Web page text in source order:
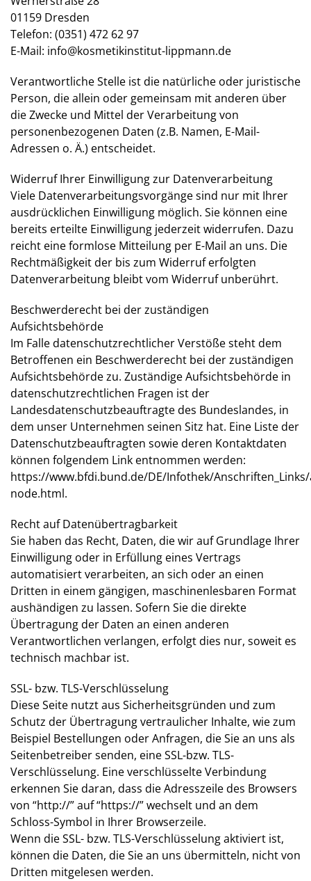
01159 Dresden
Telefon: (0351) 472 62 97
E-Mail: info@kosmetikinstitut-lippmann.de
Verantwortliche Stelle ist die natürliche oder juristische
Person, die allein oder gemeinsam mit anderen über
die Zwecke und Mittel der Verarbeitung von
personenbezogenen Daten (z.B. Namen, E-Mail-
Adressen o. Ä.) entscheidet.
Widerruf Ihrer Einwilligung zur Datenverarbeitung
Viele Datenverarbeitungsvorgänge sind nur mit Ihrer
ausdrücklichen Einwilligung möglich. Sie können eine
bereits erteilte Einwilligung jederzeit widerrufen. Dazu
reicht eine formlose Mitteilung per E-Mail an uns. Die
Rechtmäßigkeit der bis zum Widerruf erfolgten
Datenverarbeitung bleibt vom Widerruf unberührt.
Beschwerderecht bei der zuständigen
Aufsichtsbehörde
Im Falle datenschutzrechtlicher Verstöße steht dem
Betroffenen ein Beschwerderecht bei der zuständigen
Aufsichtsbehörde zu. Zuständige Aufsichtsbehörde in
datenschutzrechtlichen Fragen ist der
Landesdatenschutzbeauftragte des Bundeslandes, in
dem unser Unternehmen seinen Sitz hat. Eine Liste der
Datenschutzbeauftragten sowie deren Kontaktdaten
können folgendem Link entnommen werden:
https://www.bfdi.bund.de/DE/Infothek/
node.html.
Recht auf Datenübertragbarkeit
Sie haben das Recht, Daten, die wir auf Grundlage Ihrer
Einwilligung oder in Erfüllung eines Vertrags
automatisiert verarbeiten, an sich oder an einen
Dritten in einem gängigen, maschinenlesbaren Format
aushändigen zu lassen. Sofern Sie die direkte
Übertragung der Daten an einen anderen
Verantwortlichen verlangen, erfolgt dies nur, soweit es
technisch machbar ist.
SSL- bzw. TLS-Verschlüsselung
Diese Seite nutzt aus Sicherheitsgründen und zum
Schutz der Übertragung vertraulicher Inhalte, wie zum
Beispiel Bestellungen oder Anfragen, die Sie an uns als
Seitenbetreiber senden, eine SSL-bzw. TLS-
Verschlüsselung. Eine verschlüsselte Verbindung
erkennen Sie daran, dass die Adresszeile des Browsers
von “http://” auf “https://” wechselt und an dem
Schloss-Symbol in Ihrer Browserzeile.
Wenn die SSL- bzw. TLS-Verschlüsselung aktiviert ist,
können die Daten, die Sie an uns übermitteln, nicht von
Dritten mitgelesen werden.